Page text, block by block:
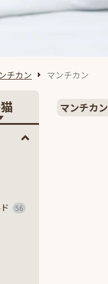
チカン マンチカン
56
マンチカン